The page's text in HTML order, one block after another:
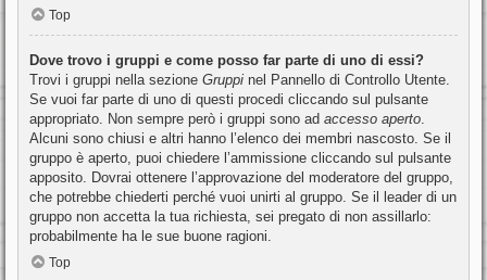
Top
Dove trovo i gruppi e come posso far parte di uno di essi?
Trovi i gruppi nella sezione Gruppi nel Pannello di Controllo Utente.
Se vuoi far parte di uno di questi procedi cliccando sul pulsante
appropriato. Non sempre però i gruppi sono ad accesso aperto.
Alcuni sono chiusi e altri hanno l’elenco dei membri nascosto. Se il
gruppo è aperto, puoi chiedere l’ammissione cliccando sul pulsante
apposito. Dovrai ottenere l’approvazione del moderatore del gruppo,
che potrebbe chiederti perché vuoi unirti al gruppo. Se il leader di un
gruppo non accetta la tua richiesta, sei pregato di non assillarlo:
probabilmente ha le sue buone ragioni.
Top